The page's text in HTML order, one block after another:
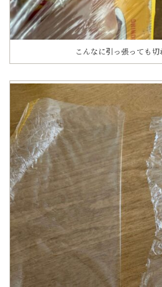
こんなに引っ張っても